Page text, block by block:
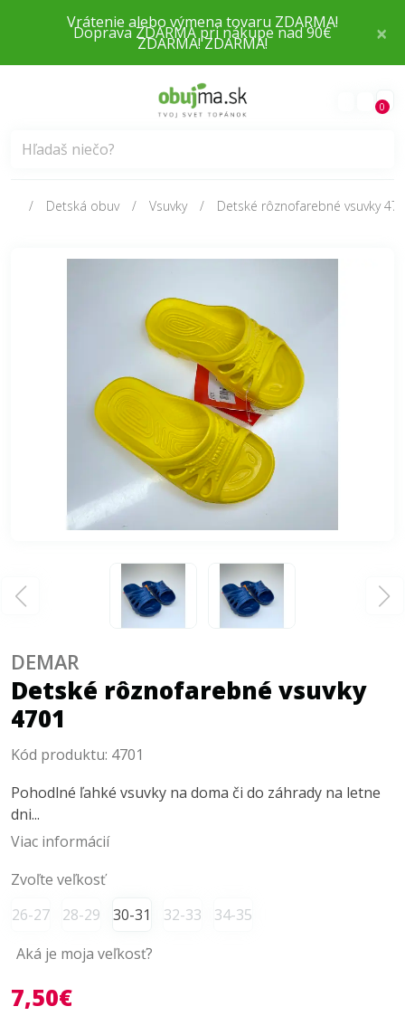
×
Doprava ZDARMA pri nákupe nad 90€
0
Detská obuv Vsuvky Detské rôznofarebné vsuvky
Detské rôznofarebné vsuvky
4701
DEMAR
Kód produktu: 4701
Pohodlné ľahké vsuvky na doma či do záhrady na letne
dni...
Viac informácií
Zvoľte veľkosť
26-27
28-29 30-31 32-33
34-35
Aká je moja veľkosť?
7,50€